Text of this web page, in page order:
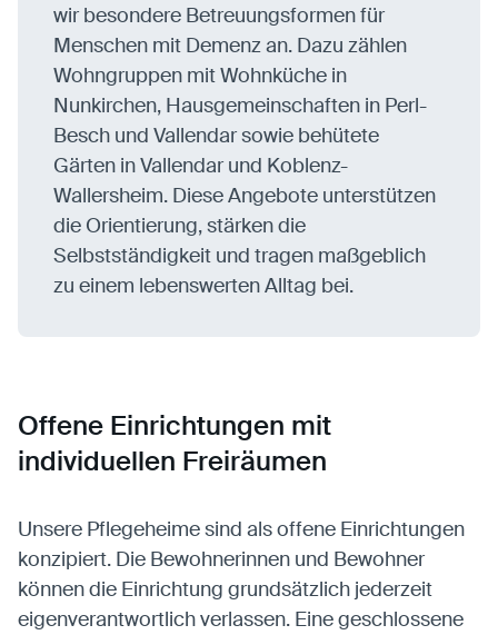
wir besondere Betreuungsformen für
Menschen mit Demenz an. Dazu zählen
Wohngruppen mit Wohnküche in
Nunkirchen, Hausgemeinschaften in Perl-
Besch und Vallendar sowie behütete
Gärten in Vallendar und Koblenz-
Wallersheim. Diese Angebote unterstützen
die Orientierung, stärken die
Selbstständigkeit und tragen maßgeblich
zu einem lebenswerten Alltag bei.
Offene Einrichtungen mit
individuellen Freiräumen
Unsere Pflegeheime sind als offene Einrichtungen
konzipiert. Die Bewohnerinnen und Bewohner
können die Einrichtung grundsätzlich jederzeit
eigenverantwortlich verlassen. Eine geschlossene